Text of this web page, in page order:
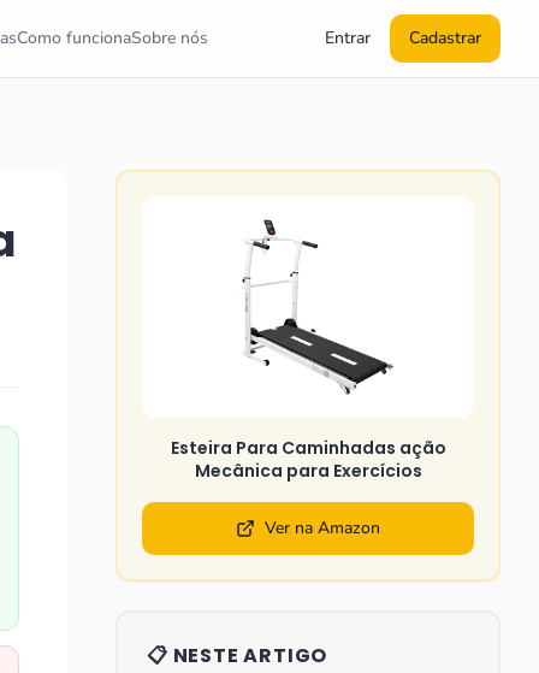
Como funcionaSobre nós Entrar Cadastrar
Esteira Para Caminhadas ação
Mecânica para Exercícios
Ver na Amazon
📋 NESTE ARTIGO